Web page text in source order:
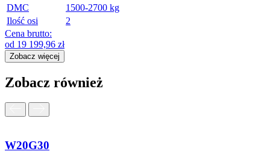
DMC
1500-2700 kg
Ilość osi
2
Cena brutto:
od 19 199,96 zł
Zobacz więcej
Zobacz również
W20G30